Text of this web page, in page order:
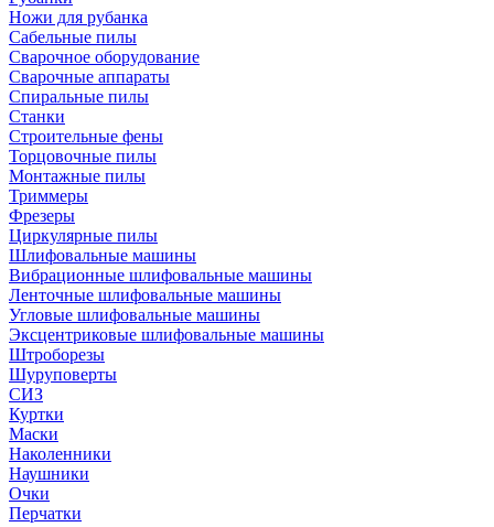
Ножи для рубанка
Сабельные пилы
Сварочное оборудование
Сварочные аппараты
Спиральные пилы
Станки
Строительные фены
Торцовочные пилы
Монтажные пилы
Триммеры
Фрезеры
Циркулярные пилы
Шлифовальные машины
Вибрационные шлифовальные машины
Ленточные шлифовальные машины
Угловые шлифовальные машины
Эксцентриковые шлифовальные машины
Штроборезы
Шуруповерты
СИЗ
Куртки
Маски
Наколенники
Наушники
Очки
Перчатки